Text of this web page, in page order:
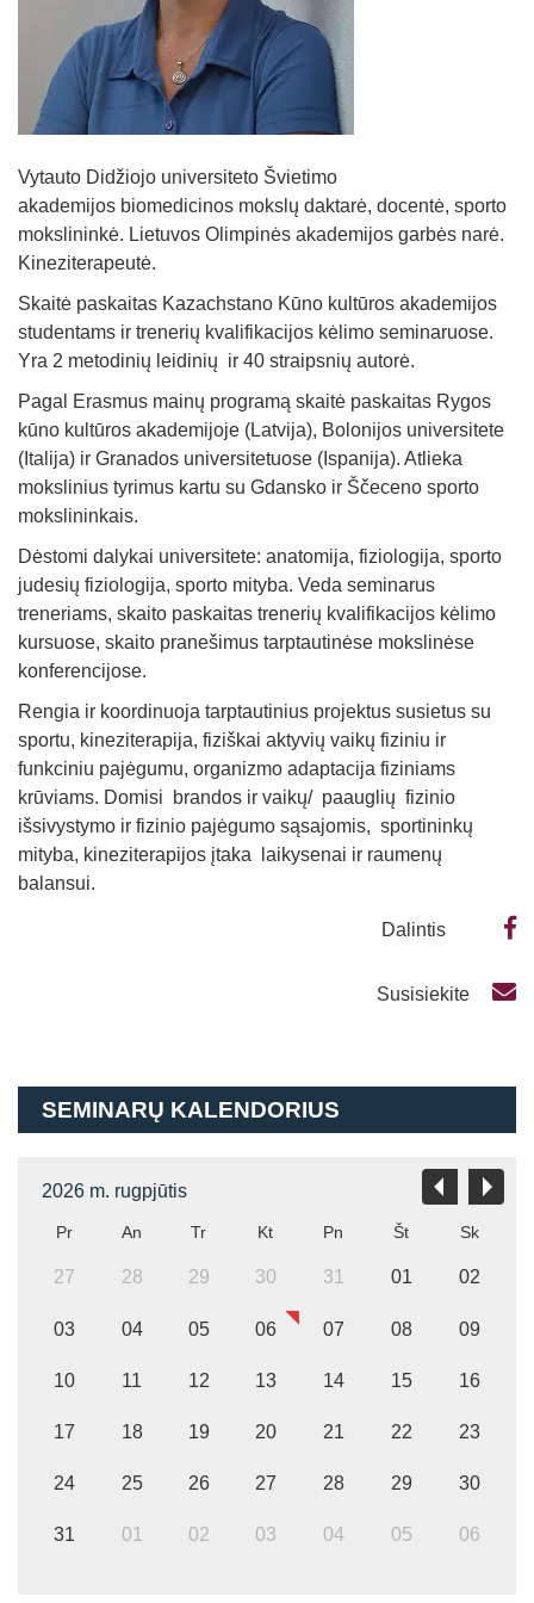
Sėkmės istorijos
Atsiliepimai
Vytauto Didžiojo universiteto Švietimo
akademijos biomedicinos mokslų daktarė, docentė, sporto
mokslininkė. Lietuvos Olimpinės akademijos garbės narė.
Kineziterapeutė.
Skaitė paskaitas Kazachstano Kūno kultūros akademijos
studentams ir trenerių kvalifikacijos kėlimo seminaruose.
Yra 2 metodinių leidinių ir 40 straipsnių autorė.
Pagal Erasmus mainų programą skaitė paskaitas Rygos
kūno kultūros akademijoje (Latvija), Bolonijos universitete
(Italija) ir Granados universitetuose (Ispanija). Atlieka
mokslinius tyrimus kartu su Gdansko ir Ščeceno sporto
mokslininkais.
Dėstomi dalykai universitete: anatomija, fiziologija, sporto
judesių fiziologija, sporto mityba. Veda seminarus
treneriams, skaito paskaitas trenerių kvalifikacijos kėlimo
kursuose, skaito pranešimus tarptautinėse mokslinėse
konferencijose.
Rengia ir koordinuoja tarptautinius projektus susietus su
sportu, kineziterapija, fiziškai aktyvių vaikų fiziniu ir
funkciniu pajėgumu, organizmo adaptacija fiziniams
krūviams. Domisi brandos ir vaikų/ paauglių fizinio
išsivystymo ir fizinio pajėgumo sąsajomis, sportininkų
mityba, kineziterapijos įtaka laikysenai ir raumenų
balansui.
Dalintis
Susisiekite
SEMINARŲ KALENDORIUS
2026 m. rugpjūtis
Pr An Tr Kt Pn Št Sk
27 28 29 30 31 01 02
03 04 05 06 07 08 09
10 11 12 13 14 15 16
17 18 19 20 21 22 23
24 25 26 27 28 29 30
31 01 02 03 04 05 06